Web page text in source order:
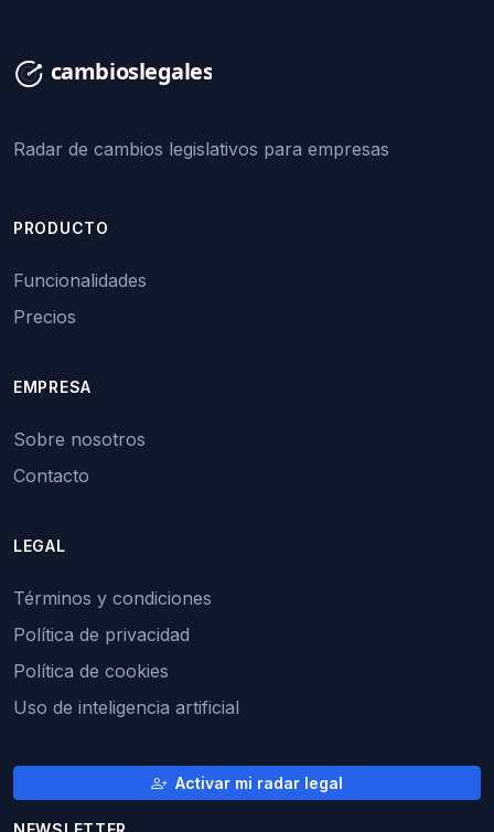
Radar de cambios legislativos para empresas
PRODUCTO
Funcionalidades
Precios
EMPRESA
Sobre nosotros
Contacto
LEGAL
Términos y condiciones
Política de privacidad
Política de cookies
Uso de inteligencia artificial
Activar mi radar legal